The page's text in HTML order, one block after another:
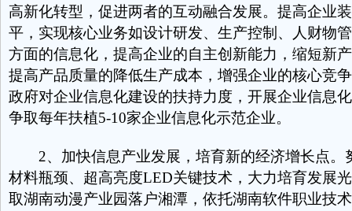
高新化转型，促进两者的互动融合发展。提高企业
平，实现核心业务如设计研发、生产控制、人财物
方面的信息化，提高企业的自主创新能力，缩短新
提高产品质量的降低生产成本，增强企业的核心竞
政府对企业信息化建设的扶持力度，开展企业信息
争取每年扶植5-10家企业信息化示范企业。
2、加快信息产业发展，培育新的经济增长点。
材料瓶颈、超高亮度LED关键技术，大力培育发展
取湖南动漫产业园落户湘潭，依托湖南软件职业技